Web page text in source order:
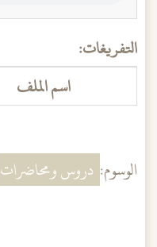
التفريغات:
اسم الملف
الوسوم: دروس ومحاضرات